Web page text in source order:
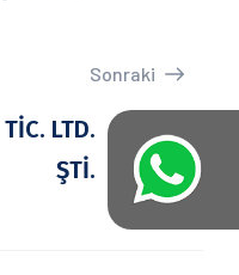
Sonraki
LTD.
ŞTİ.